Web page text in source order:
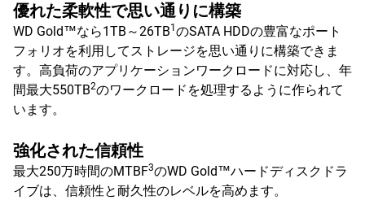
優れた柔軟性で思い通りに構築
WD Gold™なら1TB～26TB1 のSATA HDDの豊富なポート
フォリオを利用してストレージを思い通りに構築できま
す。高負荷のアプリケーションワークロードに対応し、年
間最大550TB2のワークロードを処理するように作られて
います。
強化された信頼性
最大250万時間のMTBF3のWD Gold™ハードディスクドラ
イブは、信頼性と耐久性のレベルを高めます。